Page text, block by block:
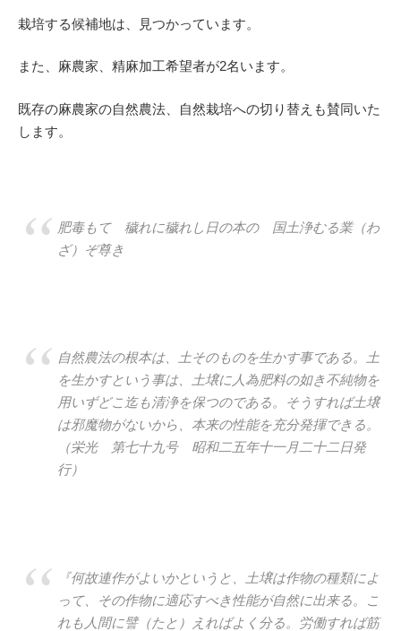
栽培する候補地は、見つかっています。
また、麻農家、精麻加工希望者が2名います。
既存の麻農家の自然農法、自然栽培への切り替えも賛同いた
します。
肥毒もて 穢れに穢れし日の本の 国土浄むる業（わ
ざ）ぞ尊き
自然農法の根本は、土そのものを生かす事である。土
を生かすという事は、土壌に人為肥料の如き不純物を
用いずどこ迄も清浄を保つのである。そうすれば土壌
は邪魔物がないから、本来の性能を充分発揮できる。
（栄光 第七十九号 昭和二五年十一月二十二日発
行）
『何故連作がよいかというと、土壌は作物の種類によ
って、その作物に適応すべき性能が自然に出来る。こ
れも人間に譬（たと）えればよく分る。労働すれば筋